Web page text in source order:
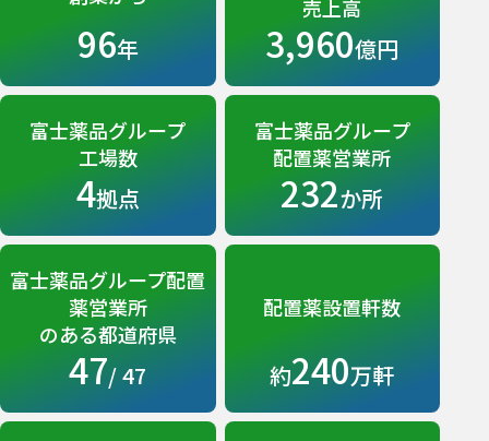
96年
売上高
3,960億円
富士薬品グループ
工場数
4拠点
富士薬品グループ
配置薬営業所
232か所
富士薬品グループ配置
薬営業所
のある都道府県
47/ 47
配置薬設置軒数
約240万軒